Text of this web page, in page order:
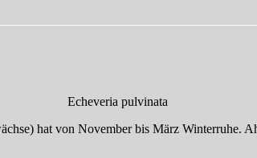
Echeveria pulvinata
hat von November bis März Winterruhe.